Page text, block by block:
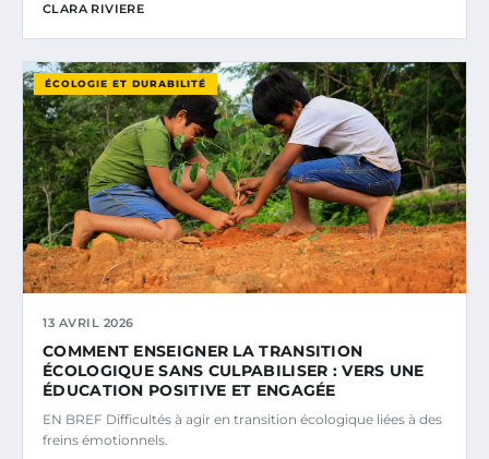
CLARA RIVIERE
ÉCOLOGIE ET DURABILITÉ
13 AVRIL 2026
COMMENT ENSEIGNER LA TRANSITION
ÉCOLOGIQUE SANS CULPABILISER : VERS UNE
ÉDUCATION POSITIVE ET ENGAGÉE
EN BREF Difficultés à agir en transition écologique liées à des
freins émotionnels.